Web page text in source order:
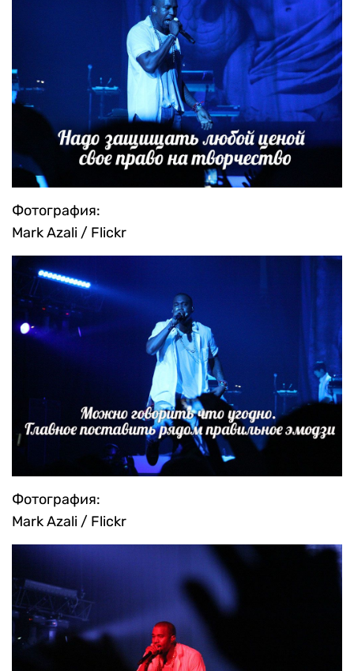
Фотография:
Mark Azali / Flickr
Фотография:
Mark Azali / Flickr